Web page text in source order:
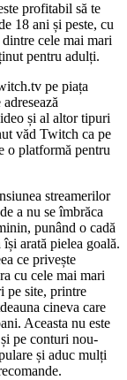
profitabil să te
18 ani și peste, cu
cele mai mari
pentru adulți.
pe piața
și al altor tipuri
văd Twitch ca pe
o platformă pentru
streamerilor
a nu se îmbrăca
punând o cadă
arată pielea goală.
ce privește
cu cele mai mari
pe site, printre
cineva care
Aceasta nu este
pe conturi nou-
și aduc mulți